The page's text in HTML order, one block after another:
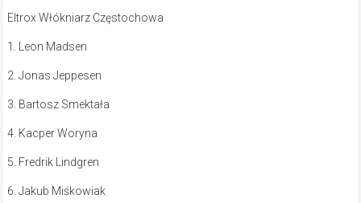
Eltrox Włókniarz Częstochowa
1. Leon Madsen
2. Jonas Jeppesen
3. Bartosz Smektała
4. Kacper Woryna
5. Fredrik Lindgren
6. Jakub Miśkowiak